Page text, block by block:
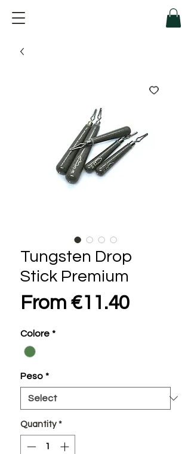
Tungsten Drop
Stick Premium
From €11.40Sale
Colore *
Peso *
Quantity *